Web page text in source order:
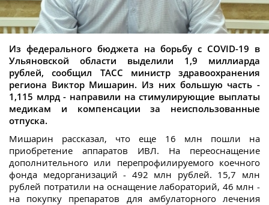
Из федерального бюджета на борьбу с COVID-19 в
Ульяновской области выделили 1,9 миллиарда
рублей, сообщил ТАСС министр здравоохранения
региона Виктор Мишарин. Из них большую часть -
1,115 млрд - направили на стимулирующие выплаты
медикам и компенсации за неиспользованные
отпуска.
Мишарин рассказал, что еще 16 млн пошли на
приобретение аппаратов ИВЛ. На переоснащение
дополнительного или перепрофилируемого коечного
фонда медорганизаций - 492 млн рублей. 15,7 млн
рублей потратили на оснащение лабораторий, 46 млн -
на покупку препаратов для амбулаторного лечения